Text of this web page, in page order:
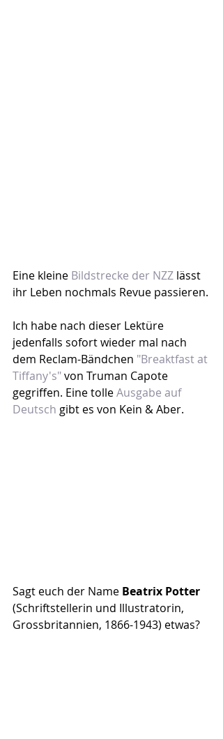
Eine kleine Bildstrecke der NZZ lässt
ihr Leben nochmals Revue passieren.
Ich habe nach dieser Lektüre
jedenfalls sofort wieder mal nach
dem Reclam-Bändchen "Breaktfast at
Tiffany's" von Truman Capote
gegriffen. Eine tolle Ausgabe auf
Deutsch gibt es von Kein & Aber.
Sagt euch der Name Beatrix Potter
(Schriftstellerin und Illustratorin,
Grossbritannien, 1866-1943) etwas?